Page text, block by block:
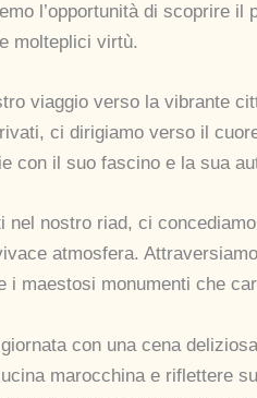
l’opportunità di scoprire
molteplici virtù.
viaggio verso la vibrante
ci dirigiamo verso il
con il suo fascino e la sua
nel nostro riad, ci
atmosfera.
i maestosi monumenti che
con una cena
marocchina e riflettere